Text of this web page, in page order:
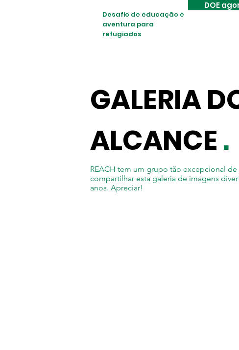
Desafio de educação e
aventura para
refugiados
DOE
GALERIA
ALCANCE.
REACH tem um grupo tão excepcional
compartilhar esta galeria de imagens
anos. Apreciar!